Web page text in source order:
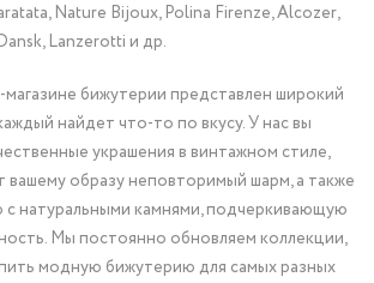
Nature Bijoux, Polina Firenze, Alcozer,
Lanzerotti и др.
бижутерии представлен широкий
найдет что-то по вкусу. У нас вы
украшения в винтажном стиле,
образу неповторимый шарм, а также
с натуральными камнями, подчеркивающую
Мы постоянно обновляем коллекции,
модную бижутерию для самых разных